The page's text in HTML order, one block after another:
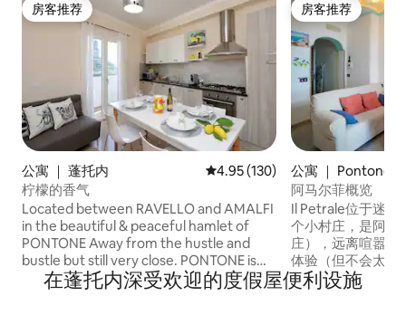
房客推荐
房客推荐
公寓 ｜ 蓬托内 平均评分 4.95 分（满分 5 分），
4.95 (130)
柠檬的香气
Located between RAVELLO and AMALFI
in the beautiful & peaceful hamlet of
PONTONE Away from the hustle and
bustle but still very close. PONTONE is
just above AMALFI. Reach AMALFI on
foot in 25 min ( stairs) OR Bus stop 5 min
房客推荐
房客推荐
公寓 ｜ Pontone
阿马尔菲概览
Il Petrale位于迷人
个小村庄，是阿马
庄），远离喧嚣，
体验（但不会太远
仅5公里，如拉韦
菲（ Amalfi ）。
在蓬托内深受欢迎的度假屋便利设施